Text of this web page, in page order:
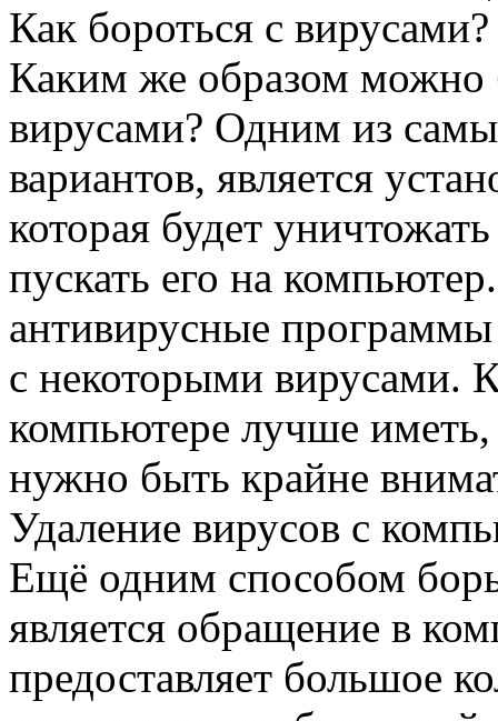
Как бороться с вирусами?
Каким же образом можно
вирусами? Одним из
вариантов, является
которая будет
пускать его на
антивирусные программы
с некоторыми вирусами.
компьютере лучше
нужно быть крайне
Удаление вирусов с
Ещё одним способом
является обращение в
предоставляет большое